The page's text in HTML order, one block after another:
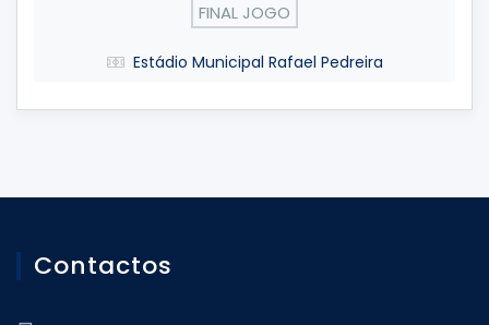
FINAL JOGO
Estádio Municipal Rafael Pedreira
Contactos